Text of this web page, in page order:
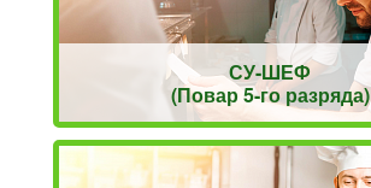
СУ-ШЕФ
(Повар 5-го разряда)